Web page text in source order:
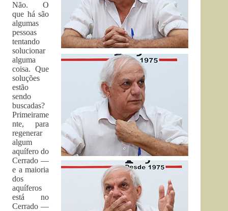
Não. O
que há são
algumas
pessoas
tentando
solucionar
alguma
coisa. Que
soluções
estão
sendo
buscadas?
Primeirame
nte, para
regenerar
algum
aquífero do
Cerrado —
e a maioria
dos
aquíferos
está no
Cerrado —